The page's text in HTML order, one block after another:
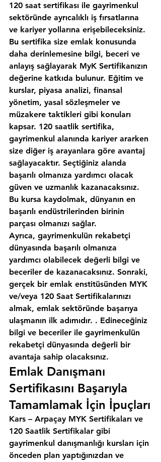
120 saat sertifikası ile gayrimenkul
sektöründe ayrıcalıklı iş fırsatlarına
ve kariyer yollarına erişebileceksiniz.
Bu sertifika size emlak konusunda
daha derinlemesine bilgi, beceri ve
anlayış sağlayarak MyK Sertifikanızın
değerine katkıda bulunur. Eğitim ve
kurslar, piyasa analizi, finansal
yönetim, yasal sözleşmeler ve
müzakere taktikleri gibi konuları
kapsar. 120 saatlik sertifika,
gayrimenkul alanında kariyer ararken
size diğer iş arayanlara göre avantaj
sağlayacaktır. Seçtiğiniz alanda
başarılı olmanıza yardımcı olacak
güven ve uzmanlık kazanacaksınız.
Bu kursa kaydolmak, dünyanın en
başarılı endüstrilerinden birinin
parçası olmanızı sağlar.
Ayrıca, gayrimenkulün rekabetçi
dünyasında başarılı olmanıza
yardımcı olabilecek değerli bilgi ve
beceriler de kazanacaksınız. Sonraki,
gerçek bir emlak enstitüsünden MYK
ve/veya 120 Saat Sertifikalarınızı
almak, emlak sektöründe başarıya
ulaşmanın ilk adımıdır. . Edineceğiniz
bilgi ve beceriler ile gayrimenkulün
rekabetçi dünyasında değerli bir
avantaja sahip olacaksınız.
Emlak Danışmanı
Sertifikasını Başarıyla
Tamamlamak İçin İpuçları
Kars – Arpaçay MYK Sertifikaları ve
120 Saatlik Sertifikalar gibi
gayrimenkul danışmanlığı kursları için
önceden plan yaptığınızdan ve